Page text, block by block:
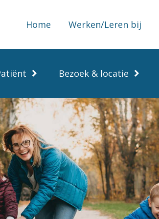
Home Werken/Leren bij
Bezoek & locatie